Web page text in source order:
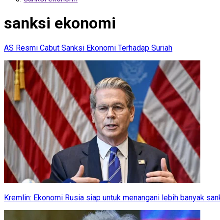
sanksi ekonomi
AS Resmi Cabut Sanksi Ekonomi Terhadap Suriah
Kremlin: Ekonomi Rusia siap untuk menangani lebih banyak